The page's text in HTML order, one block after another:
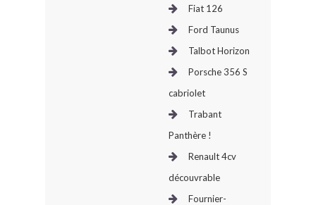
Fiat 126
Ford Taunus
Talbot Horizon
Porsche 356 S
cabriolet
Trabant
Panthère !
Renault 4cv
découvrable
Fournier-